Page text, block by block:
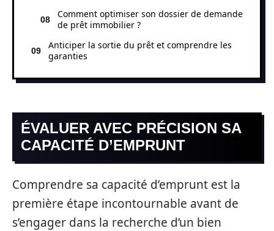
Comment optimiser son dossier de demande
de prêt immobilier ?
Anticiper la sortie du prêt et comprendre les
garanties
ÉVALUER AVEC PRÉCISION SA
CAPACITÉ D’EMPRUNT
Comprendre sa capacité d’emprunt est la
première étape incontournable avant de
s’engager dans la recherche d’un bien